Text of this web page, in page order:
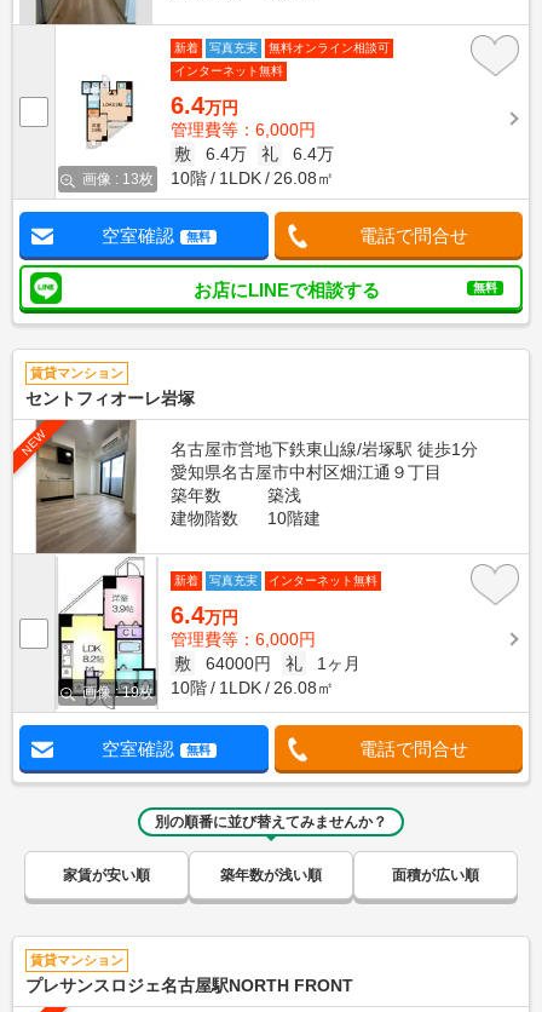
画像 : 13枚
新着 写真充実
無料オンライン相談可
インターネット無料
6.4万円
管理費等：6,000円
敷
6.4万 礼
6.4万
10階
1LDK 26.08㎡
空室確認 無料 電話で問合せ
お店にLINEで相談する 無料
賃貸マンション
セントフィオーレ岩塚
NEW
名古屋市営地下鉄東山線/岩塚駅 徒歩1分
愛知県名古屋市中村区畑江通９丁目
築年数
築浅
建物階数
10階建
画像 : 19枚
新着 写真充実 インターネット無料
6.4万円
管理費等：6,000円
敷
64000円 礼
1ヶ月
10階
1LDK 26.08㎡
空室確認 無料 電話で問合せ
別の順番に並び替えてみませんか？
家賃が安い順 築年数が浅い順 面積が広い順
賃貸マンション
プレサンスロジェ名古屋駅NORTH FRONT